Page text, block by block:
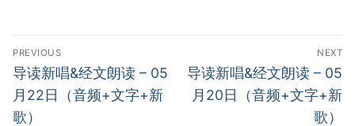
Post
navigation
PREVIOUS
Previous
post:
导读新唱&经文朗读 – 05
月22日（音频+文字+新
歌）
NEXT
Next
post:
导读新唱&经文朗读 – 05
月20日（音频+文字+新
歌）